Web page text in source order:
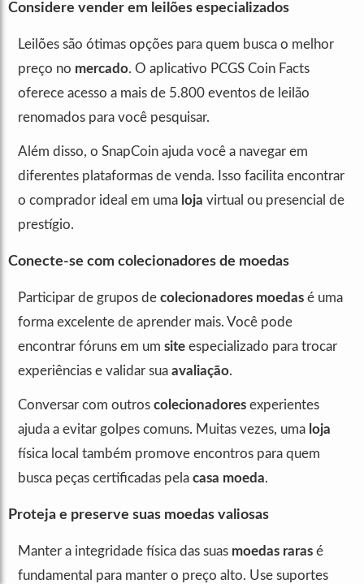
Considere vender em leilões especializados
Leilões são ótimas opções para quem busca o melhor
preço no mercado. O aplicativo PCGS Coin Facts
oferece acesso a mais de 5.800 eventos de leilão
renomados para você pesquisar.
Além disso, o SnapCoin ajuda você a navegar em
diferentes plataformas de venda. Isso facilita encontrar
o comprador ideal em uma loja virtual ou presencial de
prestígio.
Conecte-se com colecionadores de moedas
Participar de grupos de colecionadores moedas é uma
forma excelente de aprender mais. Você pode
encontrar fóruns em um site especializado para trocar
experiências e validar sua avaliação.
Conversar com outros colecionadores experientes
ajuda a evitar golpes comuns. Muitas vezes, uma loja
física local também promove encontros para quem
busca peças certificadas pela casa moeda.
Proteja e preserve suas moedas valiosas
Manter a integridade física das suas moedas raras é
fundamental para manter o preço alto. Use suportes